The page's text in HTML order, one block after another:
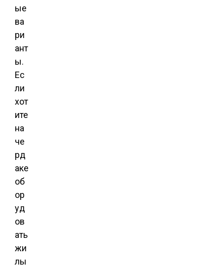
ые
ва
ри
ант
ы.
Ес
ли
хот
ите
на
че
рд
аке
об
ор
уд
ов
ать
жи
лы